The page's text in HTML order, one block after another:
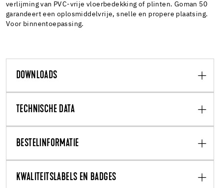
verlijming van PVC-vrije vloerbedekking of plinten. Goman 50
garandeert een oplosmiddelvrije, snelle en propere plaatsing.
Voor binnentoepassing.
DOWNLOADS
TECHNISCHE DATA
BESTELINFORMATIE
KWALITEITSLABELS EN BADGES